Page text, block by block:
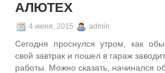
АЛЮТЕХ
4 июня, 2015 admin
Сегодня проснулся утром, как
свой завтрак и пошел в гараж
работы. Можно сказать, начинался